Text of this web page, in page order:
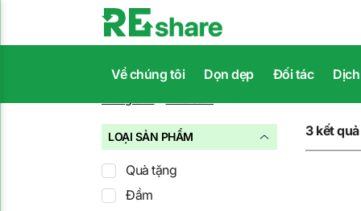
Về chúng tôi Dọn dẹp Đối tác
LOẠI SẢN PHẨM
Quà tặng
Đầm
3kết quả